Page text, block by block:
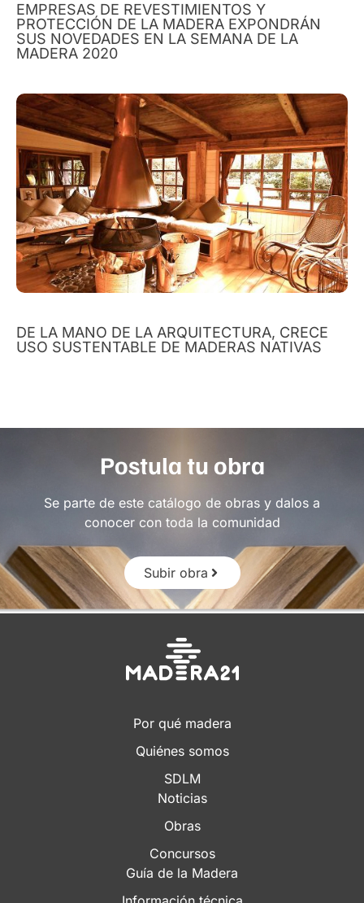
EMPRESAS DE REVESTIMIENTOS Y
PROTECCIÓN DE LA MADERA EXPONDRÁN
SUS NOVEDADES EN LA SEMANA DE LA
MADERA 2020
DE LA MANO DE LA ARQUITECTURA, CRECE
USO SUSTENTABLE DE MADERAS NATIVAS
Postula tu obra
Se parte de este catálogo de obras y dalos a
conocer con toda la comunidad
Subir obra
Por qué madera
Quiénes somos
SDLM
Noticias
Obras
Concursos
Guía de la Madera